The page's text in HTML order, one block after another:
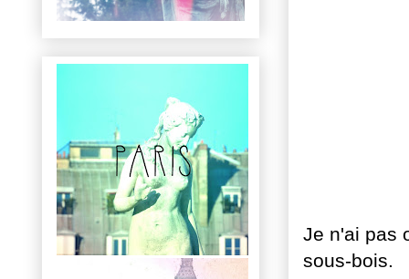
Je n'ai pas
sous-bois.